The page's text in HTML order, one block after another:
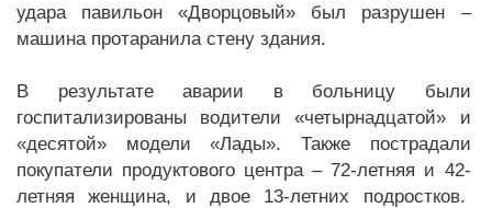
удара павильон «Дворцовый» был разрушен –
машина протаранила стену здания.
В результате аварии в больницу были
госпитализированы водители «четырнадцатой» и
«десятой» модели «Лады». Также пострадали
покупатели продуктового центра – 72-летняя и 42-
летняя женщина, и двое 13-летних подростков.